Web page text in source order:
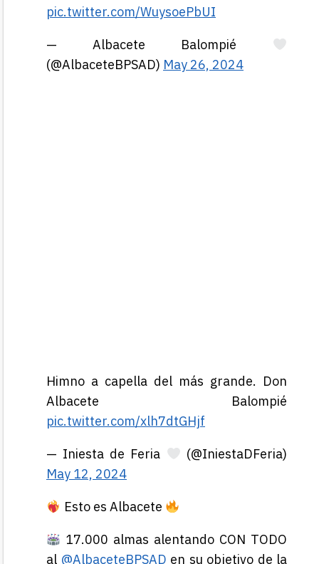
pic.twitter.com/WuysoePbUI
— Albacete Balompié
(@AlbaceteBPSAD) May 26, 2024
Himno a capella del más grande. Don
Albacete Balompié
pic.twitter.com/xlh7dtGHjf
— Iniesta de Feria
(@IniestaDFeria)
May 12, 2024
Esto es Albacete
17.000 almas alentando CON TODO
al @AlbaceteBPSAD en su objetivo de la